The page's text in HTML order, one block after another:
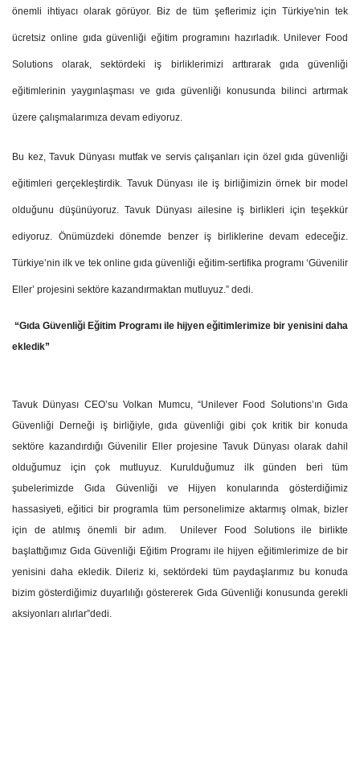
önemli ihtiyacı olarak görüyor. Biz de tüm şeflerimiz için Türkiye'nin tek
ücretsiz online gıda güvenliği eğitim programını hazırladık. Unilever Food
Solutions olarak, sektördeki iş birliklerimizi arttırarak gıda güvenliği
eğitimlerinin yaygınlaşması ve gıda güvenliği konusunda bilinci artırmak
üzere çalışmalarımıza devam ediyoruz.
Bu kez, Tavuk Dünyası mutfak ve servis çalışanları için özel gıda güvenliği
eğitimleri gerçekleştirdik. Tavuk Dünyası ile iş birliğimizin örnek bir model
olduğunu düşünüyoruz. Tavuk Dünyası ailesine iş birlikleri için teşekkür
ediyoruz. Önümüzdeki dönemde benzer iş birliklerine devam edeceğiz.
Türkiye’nin ilk ve tek online gıda güvenliği eğitim-sertifika programı ‘Güvenilir
Eller’ projesini sektöre kazandırmaktan mutluyuz.” dedi.
“Gıda Güvenliği Eğitim Programı ile hijyen eğitimlerimize bir yenisini daha
ekledik”
Tavuk Dünyası CEO’su Volkan Mumcu, “Unilever Food Solutions’ın Gıda
Güvenliği Derneği iş birliğiyle, gıda güvenliği gibi çok kritik bir konuda
sektöre kazandırdığı Güvenilir Eller projesine Tavuk Dünyası olarak dahil
olduğumuz için çok mutluyuz. Kurulduğumuz ilk günden beri tüm
şubelerimizde Gıda Güvenliği ve Hijyen konularında gösterdiğimiz
hassasiyeti, eğitici bir programla tüm personelimize aktarmış olmak, bizler
için de atılmış önemli bir adım.
Unilever Food Solutions ile birlikte
başlattığımız Gıda Güvenliği Eğitim Programı ile hijyen eğitimlerimize de bir
yenisini daha ekledik.Dileriz ki, sektördeki tüm paydaşlarımız bu konuda
bizim gösterdiğimiz duyarlılığı göstererek Gıda Güvenliği konusunda gerekli
aksiyonları alırlar”dedi.